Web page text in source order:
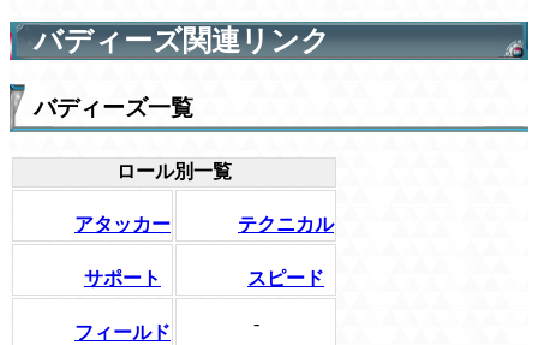
バディーズ関連リンク
バディーズ一覧
ロール別一覧
アタッカー テクニカル
サポート スピード
フィールド -